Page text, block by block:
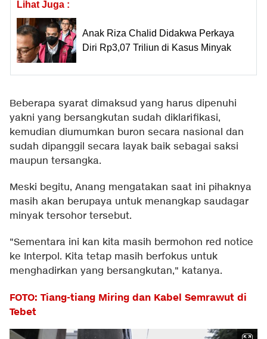
Lihat Juga :
Anak Riza Chalid Didakwa Perkaya
Diri Rp3,07 Triliun di Kasus Minyak
Beberapa syarat dimaksud yang harus dipenuhi
yakni yang bersangkutan sudah diklarifikasi,
kemudian diumumkan buron secara nasional dan
sudah dipanggil secara layak baik sebagai saksi
maupun tersangka.
Meski begitu, Anang mengatakan saat ini pihaknya
masih akan berupaya untuk menangkap saudagar
minyak tersohor tersebut.
"Sementara ini kan kita masih bermohon red notice
ke Interpol. Kita tetap masih berfokus untuk
menghadirkan yang bersangkutan," katanya.
FOTO: Tiang-tiang Miring dan Kabel Semrawut di
Tebet